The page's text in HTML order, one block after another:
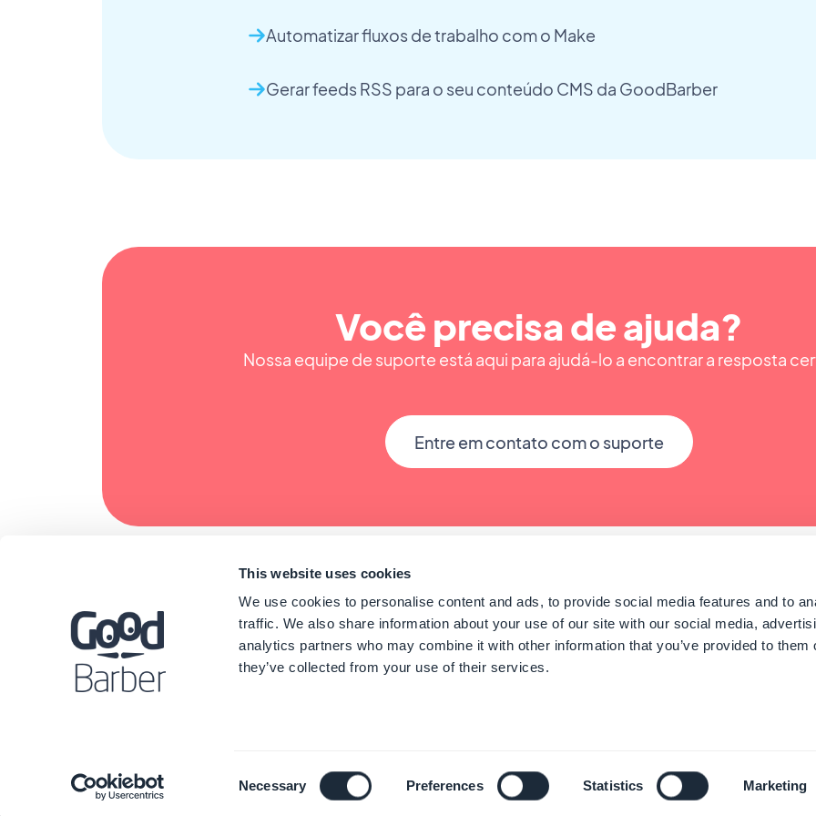
This website uses cookies
We use cookies to personalise content and ads, to provide social media features and to
traffic. We also share information about your use of our site with our social media,
analytics partners who may combine it with other information that you’ve provided to them
they’ve collected from your use of their services.
Necessary Preferences Statistics Marketing
Automatizar fluxos de trabalho com o Make
Gerar feeds RSS para o seu conteúdo CMS da GoodBarber
Você precisa de ajuda?
Nossa equipe de suporte está aqui para ajudá-lo a encontrar a resposta
Entre em contato com o suporte